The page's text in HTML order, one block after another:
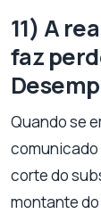
11) A
faz
Quando se
comunicado
corte do
montante